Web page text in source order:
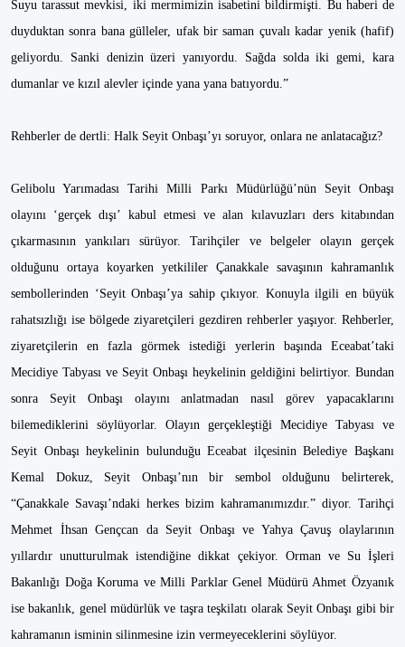
Suyu tarassut mevkisi, iki mermimizin isabetini bildirmişti. Bu haberi de
duyduktan sonra bana gülleler, ufak bir saman çuvalı kadar yenik (hafif)
geliyordu. Sanki denizin üzeri yanıyordu. Sağda solda iki gemi, kara
dumanlar ve kızıl alevler içinde yana yana batıyordu.”
Rehberler de dertli: Halk Seyit Onbaşı’yı soruyor, onlara ne anlatacağız?
Gelibolu Yarımadası Tarihi Milli Parkı Müdürlüğü’nün Seyit Onbaşı
olayını ‘gerçek dışı’ kabul etmesi ve alan kılavuzları ders kitabından
çıkarmasının yankıları sürüyor. Tarihçiler ve belgeler olayın gerçek
olduğunu ortaya koyarken yetkililer Çanakkale savaşının kahramanlık
sembollerinden ‘Seyit Onbaşı’ya sahip çıkıyor. Konuyla ilgili en büyük
rahatsızlığı ise bölgede ziyaretçileri gezdiren rehberler yaşıyor. Rehberler,
ziyaretçilerin en fazla görmek istediği yerlerin başında Eceabat’taki
Mecidiye Tabyası ve Seyit Onbaşı heykelinin geldiğini belirtiyor. Bundan
sonra Seyit Onbaşı olayını anlatmadan nasıl görev yapacaklarını
bilemediklerini söylüyorlar. Olayın gerçekleştiği Mecidiye Tabyası ve
Seyit Onbaşı heykelinin bulunduğu Eceabat ilçesinin Belediye Başkanı
Kemal Dokuz, Seyit Onbaşı’nın bir sembol olduğunu belirterek,
“Çanakkale Savaşı’ndaki herkes bizim kahramanımızdır.” diyor. Tarihçi
Mehmet İhsan Gençcan da Seyit Onbaşı ve Yahya Çavuş olaylarının
yıllardır unutturulmak istendiğine dikkat çekiyor. Orman ve Su İşleri
Bakanlığı Doğa Koruma ve Milli Parklar Genel Müdürü Ahmet Özyanık
ise bakanlık, genel müdürlük ve taşra teşkilatı olarak Seyit Onbaşı gibi bir
kahramanın isminin silinmesine izin vermeyeceklerini söylüyor.